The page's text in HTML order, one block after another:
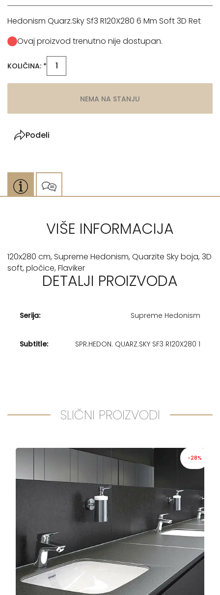
Hedonism Quarz.Sky Sf3 R120X280 6 Mm Soft 3D Ret
Ovaj proizvod trenutno nije dostupan.
KOLIČINA: *
NEMA NA STANJU
Podeli
VIŠE INFORMACIJA
120x280 cm, Supreme Hedonism, Quarzite Sky boja, 3D
soft, pločice, Flaviker
DETALJI PROIZVODA
Serija: Supreme Hedonism
Subtitle: SPR.HEDON. QUARZ.SKY SF3 R120X280 1
SLIČNI PROIZVODI
-28%